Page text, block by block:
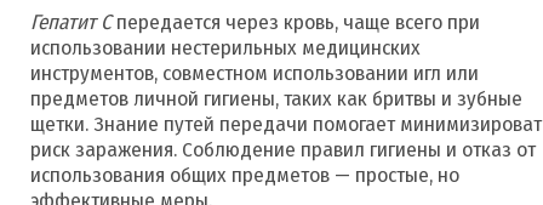
Гепатит Спередается через кровь, чаще всего при
использовании нестерильных медицинских
инструментов, совместном использовании игл или
предметов личной гигиены, таких как бритвы и зубные
щетки. Знание путей передачи помогает
риск заражения. Соблюдение правил гигиены и отказ от
использования общих предметов — простые, но